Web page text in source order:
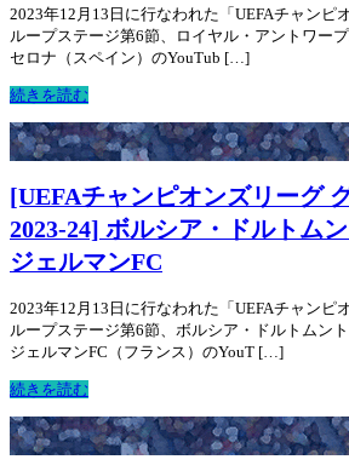
2023年12月13日に行なわれた「UEFAチャンピ
ループステージ第6節、ロイヤル・アントワー
セロナ（スペイン）のYouTub […]
続きを読む
[UEFAチャンピオンズリーグ
2023-24] ボルシア・ドルトム
ジェルマンFC
2023年12月13日に行なわれた「UEFAチャンピ
ループステージ第6節、ボルシア・ドルトムン
ジェルマンFC（フランス）のYouT […]
続きを読む